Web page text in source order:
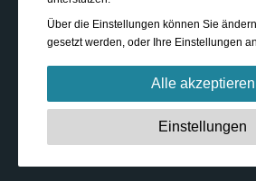
Über die Einstellungen können Sie
gesetzt werden, oder Ihre Einstellungen
Alle akzeptieren
Unbedingt erforderlich:
Diese
um grundlegende Funktionen wie die
Einstellungen